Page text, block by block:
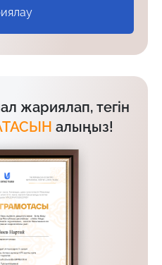
жариялап, тегін
алыңыз!